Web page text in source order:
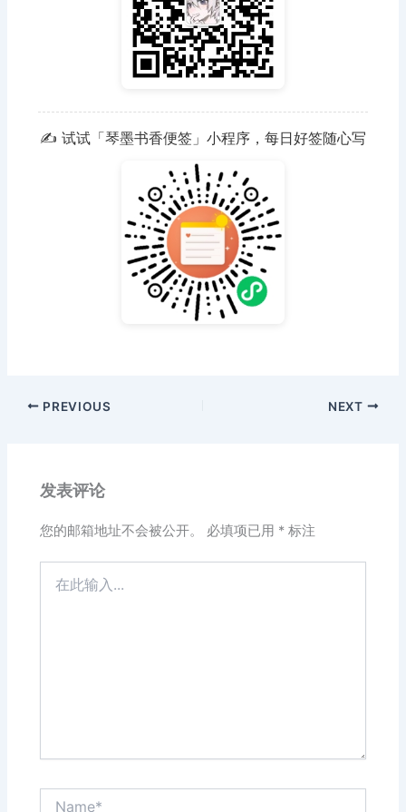
✍️ 试试「琴墨书香便签」小程序，每日好签随心写
PREVIOUS NEXT
发表评论
您的邮箱地址不会被公开。 必填项已用 * 标注